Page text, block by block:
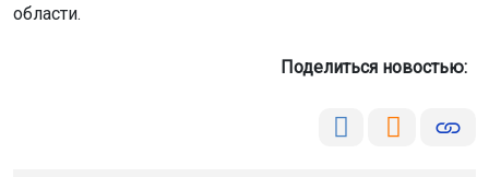
области.
Поделиться новостью: